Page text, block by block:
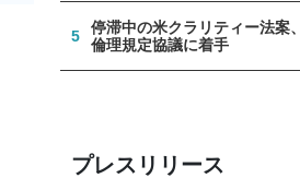
5
停滞中の米クラリティー法案
倫理規定協議に着手
プレスリリース